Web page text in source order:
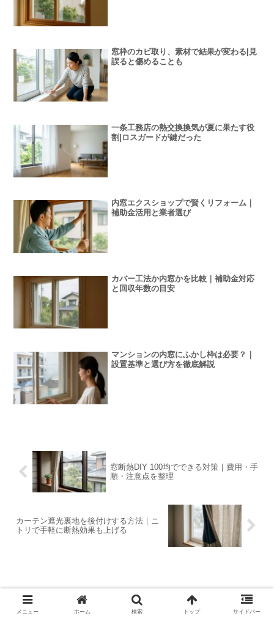
窓枠のカビ取り、素材で結果が変わる|見
誤ると傷めることも
一条工務店の熱交換換気が夏に果たす役
割|ロスガードが鍵だった
内窓エクスショップで賢くリフォーム｜
補助金活用と業者選び
カバー工法か内窓かを比較｜補助金対応
と回収年数の目安
マンションの内窓にふかし枠は必要？｜
設置基準と選び方を徹底解説
窓断熱DIY 100均でできる対策｜費用・手
順・注意点を整理
カーテン遮光裏地を後付けする方法｜ニ
トリで手軽に断熱効果も上げる
メニュー ホーム 検索 トップ サイドバー